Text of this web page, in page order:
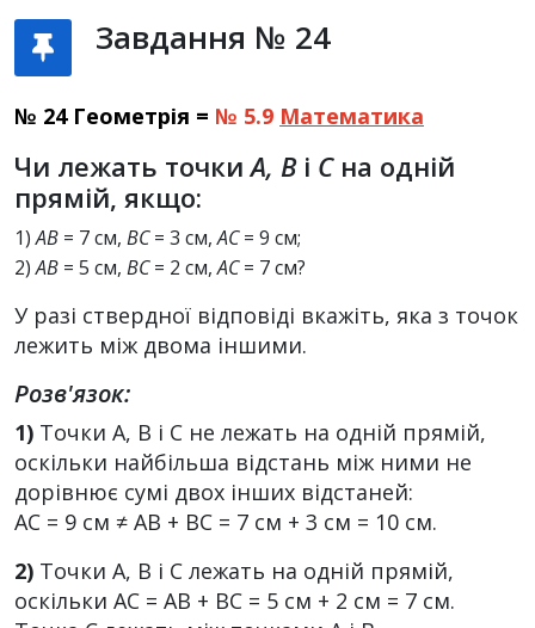
Завдання № 24
№ 24 Геометрія = № 5.9 Математика
Чи лежать точкиА, В і С на одній
прямій, якщо:
1)АВ = 7 см, ВС= 3 см,АС= 9 см;
2)АВ = 5 см, ВС= 2 см,АС= 7 см?
У разі ствердної відповіді вкажіть, яка з точок
лежить між двома іншими.
Розв'язок:
1) Точки А, В і С не лежать на одній прямій,
оскільки найбільша відстань між ними не
дорівнює сумі двох інших відстаней:
АС = 9 см ≠ АВ + ВС = 7 см + 3 см = 10 см.
2) Точки А, В і С лежать на одній прямій,
оскільки АС = АВ + ВС = 5 см + 2 см = 7 см.